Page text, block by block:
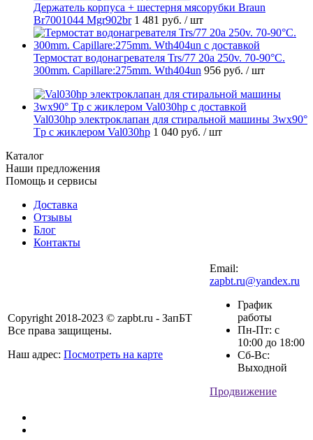
Держатель корпуса + шестерня мясорубки Braun
Br7001044 Mgr902br 1 481 руб. / шт
Термостат водонагревателя Trs/77 20a 250v. 70-90°C.
300mm. Capillare:275mm. Wth404un 956 руб. / шт
Val030hp электроклапан для стиральной машины 3wx90°
Tp с жиклером Val030hp 1 040 руб. / шт
Каталог
Наши предложения
Помощь и сервисы
Доставка
Отзывы
Блог
Контакты
Copyright 2018-2023 © zapbt.ru - ЗапБТ
Все права защищены.
Наш адрес: Посмотреть на карте
Email:
zapbt.ru@yandex.ru
График
работы
Пн-Пт: с
10:00 до 18:00
Сб-Вс:
Выходной
Продвижение